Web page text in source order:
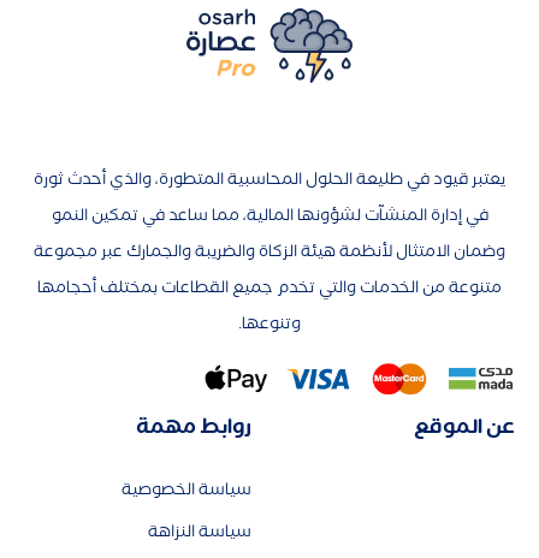
يعتبر قيود في طليعة الحلول المحاسبية المتطورة، والذي أحدث ثورة
في إدارة المنشآت لشؤونها المالية، مما ساعد في تمكين النمو
وضمان الامتثال لأنظمة هيئة الزكاة والضريبة والجمارك عبر مجموعة
متنوعة من الخدمات والتي تخدم جميع القطاعات بمختلف أحجامها
وتنوعها.
عن الموقع روابط مهمة
سياسة الخصوصية
سياسة النزاهة